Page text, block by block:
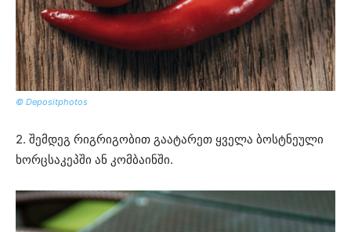
© Depositphotos
2. შემდეგ რიგრიგობით გაატარეთ ყველა ბოსტნეული
ხორცსაკეპში ან კომბაინში.